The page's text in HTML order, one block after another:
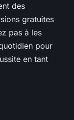
des
gratuites
pas à les
pour
en tant